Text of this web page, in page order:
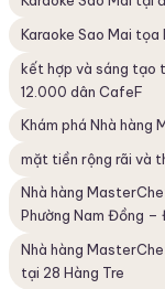
Karaoke Sao Mai
kết hợp và sáng tạo
12.000 dân CafeF
Khám phá Nhà
mặt tiền rộng rãi và
Nhà hàng
Phường Nam Đồng –
Nhà hàng
tại 28 Hàng Tre